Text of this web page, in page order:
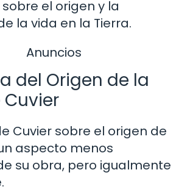
el origen y la
la vida en la Tierra.
Anuncios
del Origen de la
Cuvier sobre el origen de
aspecto menos
su obra, pero igualmente